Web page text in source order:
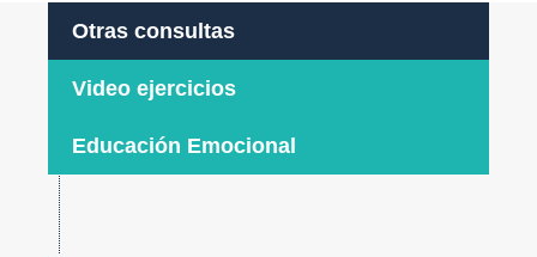
Otras consultas
Video ejercicios
Educación Emocional